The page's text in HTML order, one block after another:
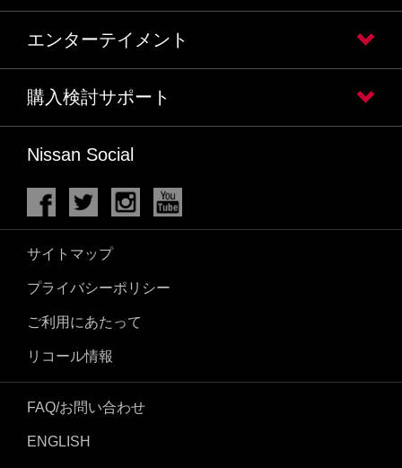
エンターテイメント
購入検討サポート
Nissan Social
サイトマップ
プライバシーポリシー
ご利用にあたって
リコール情報
FAQ/お問い合わせ
ENGLISH